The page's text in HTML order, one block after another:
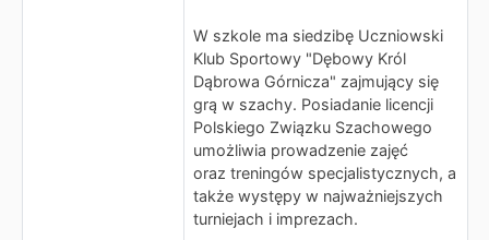
W szkole ma siedzibę Uczniowski
Klub Sportowy "Dębowy Król
Dąbrowa Górnicza" zajmujący się
grą w szachy. Posiadanie licencji
Polskiego Związku Szachowego
umożliwia prowadzenie zajęć
oraz treningów specjalistycznych, a
także występy w najważniejszych
turniejach i imprezach.